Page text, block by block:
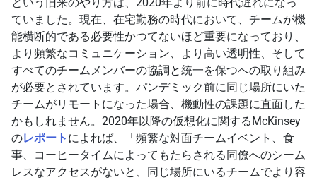
ていました。現在、在宅勤務の時代において、チームが機
能横断的である必要性かつてないほど重要になっており、
より頻繁なコミュニケーション、より高い透明性、そして
すべてのチームメンバーの協調と統一を保つへの取り組み
が必要とされています。パンデミック前に同じ場所にいた
チームがリモートになった場合、機動性の課題に直面した
かもしれません。2020年以降の仮想化に関するMcKinsey
のレポート によれば、「頻繁な対面チームイベント、食
事、コーヒータイムによってもたらされる同僚へのシーム
レスなアクセスがないと、同じ場所にいるチームでより容